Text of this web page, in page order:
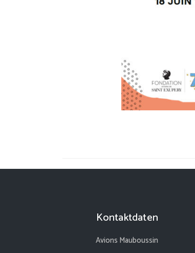
Kontaktdaten
Avions Mauboussin